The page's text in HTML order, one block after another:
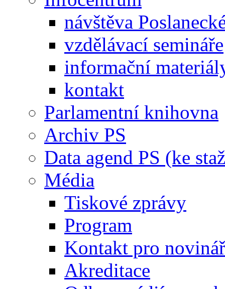
návštěva
vzdělávací semináře
informační
kontakt
Parlamentní knihovna
Archiv PS
Data agend PS (ke
Média
Tiskové zprávy
Program
Kontakt pro
Akreditace